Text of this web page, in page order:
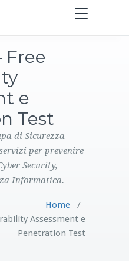
Toggle
navigation
Free
e
Test
di Sicurezza
per prevenire
Security,
Informatica.
Home/
Assessment e
Penetration Test